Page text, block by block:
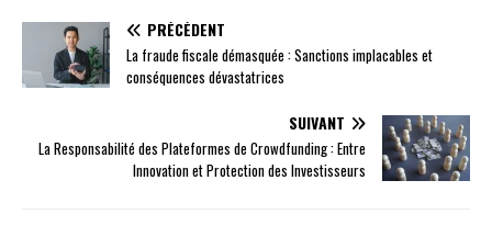
PRÉCÉDENT
La fraude fiscale démasquée : Sanctions implacables et
conséquences dévastatrices
SUIVANT
La Responsabilité des Plateformes de Crowdfunding : Entre
Innovation et Protection des Investisseurs